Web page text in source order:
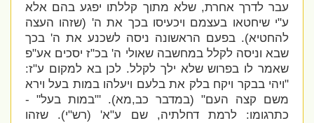
עבר לדרך אחרת, שלא מתוך קללתו יפגע בהם אלא
ע"י שיחטאו בעצמם ויכעיסו בכך את ה' (שזהו העצה
להחטיא). בפעם הראשונה ניסה לשכנע את ה' בכך
שבא וניסה לקלל במחשבה שאולי ה' בכ"ז יסכים אע"פ
שאמר לו בפרוש שלא ילך לקלל. לכן בא למקום ע"ז:
ויהי בבקר ויקח בלק את בלעם ויעלהו במות בעל וירא
משם קצה העם" (במדבר כב,מא). '"במות בעל" -
כתרגומו: לרמת דחלתיה, שם ע"א' (רש"י). שזהו